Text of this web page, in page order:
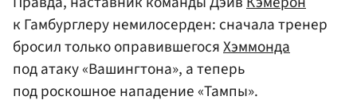
к Гамбурглеру немилосерден: сначала тренер
бросил только оправившегосяХэммонда
под атаку «Вашингтона», а теперь
под роскошное нападение «Тампы».